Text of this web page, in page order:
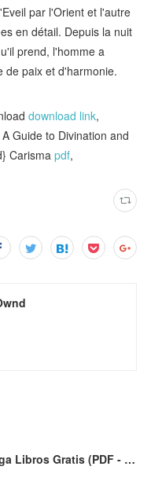
par l'Orient et l'autre
en détail. Depuis la nuit
prend, l'homme a
de paix et d'harmonie.
download link,
Guide to Divination and
Carismapdf,
Descargar ebook UN HIJO | Descarga Libros Gratis (PDF - EPUB)